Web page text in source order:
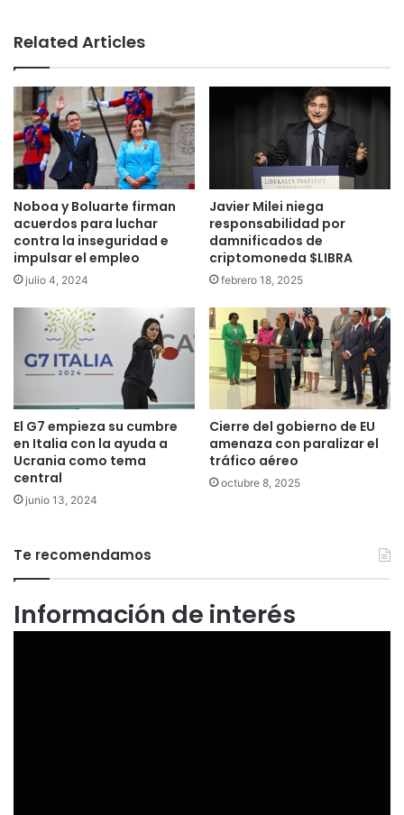
Related Articles
Noboa y Boluarte firman
acuerdos para luchar
contra la inseguridad e
impulsar el empleo
julio 4, 2024
Javier Milei niega
responsabilidad por
damnificados de
criptomoneda $LIBRA
febrero 18, 2025
El G7 empieza su cumbre
en Italia con la ayuda a
Ucrania como tema
central
junio 13, 2024
Cierre del gobierno de EU
amenaza con paralizar el
tráfico aéreo
octubre 8, 2025
Te recomendamos
Información de interés